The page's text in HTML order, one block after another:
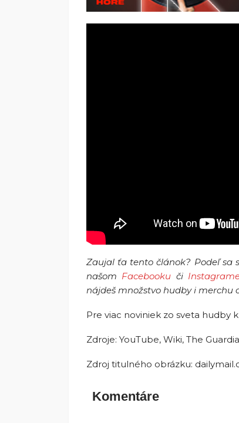
Zaujal ťa tento článok? Podeľ sa
našom Facebooku či
nájdeš množstvo hudby i merchu
Pre viac noviniek zo sveta hudby
Zdroje: YouTube, Wiki, The
Zdroj titulného obrázku:
Komentáre